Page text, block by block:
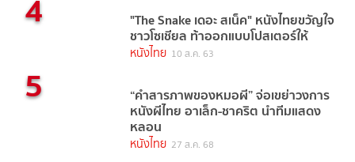
"The Snake เดอะ สเน็ค" หนังไทยขวัญใจ
ชาวโซเชียล ท้าออกแบบโปสเตอร์ให้
หนังไทย 10 ส.ค. 63
5 “คำสารภาพของหมอผี” จ่อเขย่าวงการ
หนังผีไทย อาเล็ก-ชาคริต นำทีมแสดง
หลอน
หนังไทย 27 ส.ค. 68